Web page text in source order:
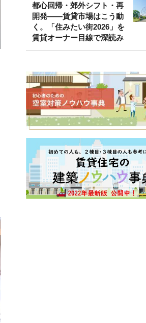
都心回帰・郊外シフト・再
開発——賃貸市場はこう動
く。「住みたい街2026」を
賃貸オーナー目線で深読み